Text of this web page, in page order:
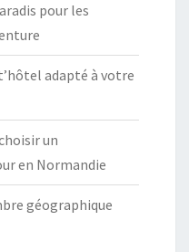
pour les
adapté à votre
un
en Normandie
géographique